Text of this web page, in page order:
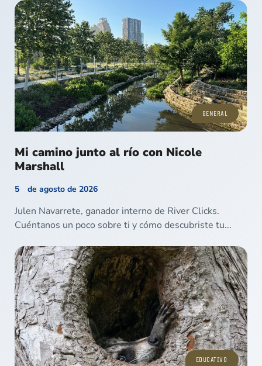
GENERAL
Mi camino junto al río con Nicole
Marshall
5 de agosto de 2026
Julen Navarrete, ganador interno de River Clicks.
Cuéntanos un poco sobre ti y cómo descubriste tu...
EDUCATIVO